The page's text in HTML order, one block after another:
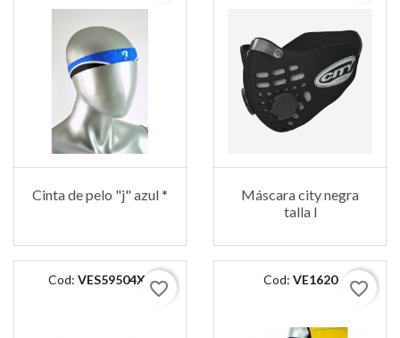
Cinta de pelo "j" azul *
Máscara city negra
talla l
Cod: VES59504XLfavorite_border Cod: VE1620 favorite_border